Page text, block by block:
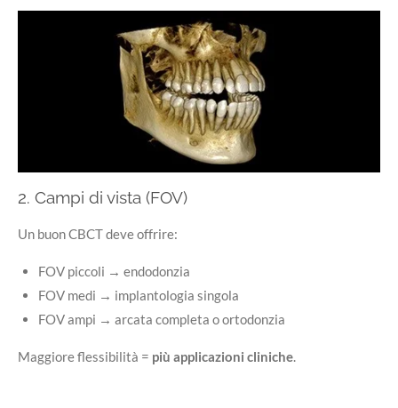
2. Campi di vista (FOV)
Un buon CBCT deve offrire:
FOV piccoli → endodonzia
FOV medi → implantologia singola
FOV ampi → arcata completa o ortodonzia
Maggiore flessibilità = più applicazioni cliniche.